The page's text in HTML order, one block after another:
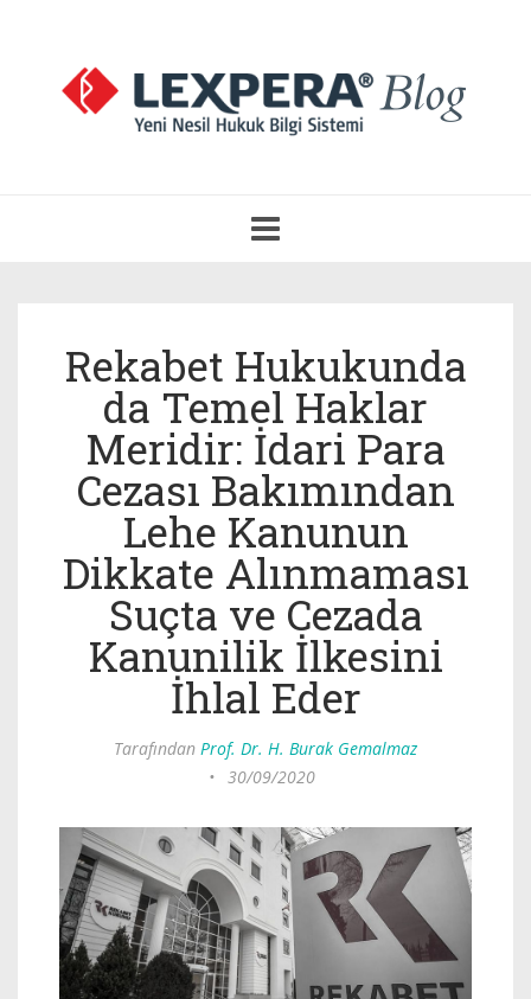
Aç
Rekabet Hukukunda
da Temel Haklar
Meridir: İdari Para
Cezası Bakımından
Lehe Kanunun
Dikkate Alınmaması
Suçta ve Cezada
Kanunilik İlkesini
İhlal Eder
Tarafından Prof. Dr. H. Burak Gemalmaz
• 30/09/2020